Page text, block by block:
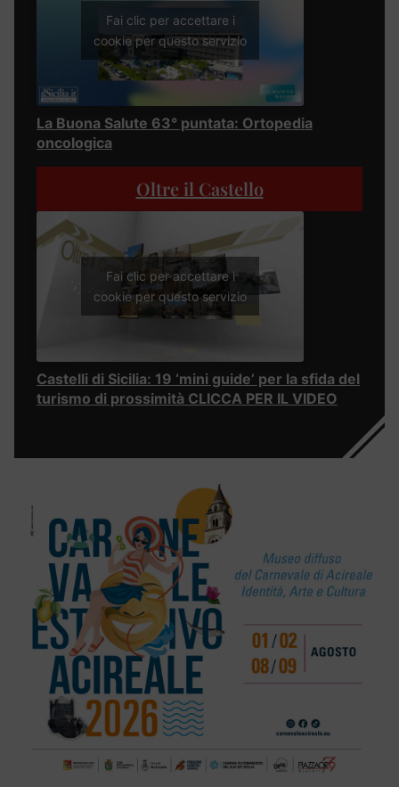
Fai clic per accettare i
cookie per questo servizio
La Buona Salute 63° puntata: Ortopedia
oncologica
Oltre il Castello
Fai clic per accettare i
cookie per questo servizio
Castelli di Sicilia: 19 ‘mini guide’ per la sfida del
turismo di prossimità CLICCA PER IL VIDEO